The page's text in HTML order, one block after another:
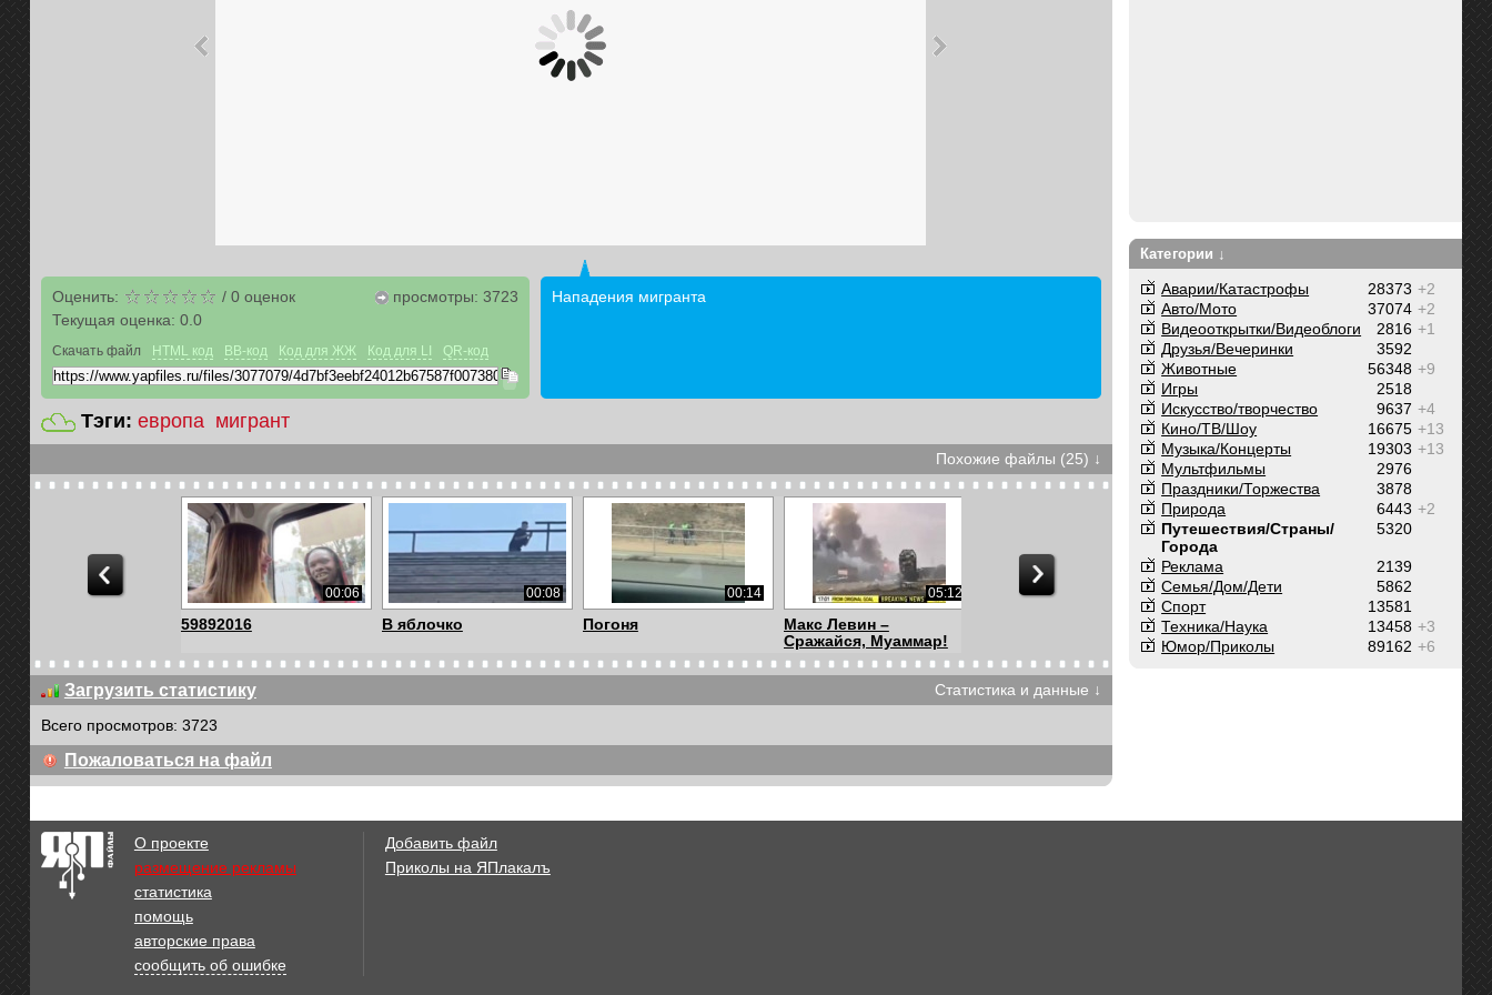
Оценить: / 0оценок
Текущая оценка: 0.0
просмотры: 3723
Скачать файл HTML код BB-код Код для ЖЖ Код для LI QR-код
Нападения мигранта
Тэги: европа мигрант
Похожие файлы (25) ↓
00:06
59892016
00:08
В яблочко
00:14
Погоня
05:12
Макс Левин –
Сражайся, Муаммар!
00:16
Ты - пацак и он - пацак!
00:35
Мигрант
00:27
Мигрант
00:06
Ликвидирован
Детишки в Европе
Загрузить статистику
Статистика и данные ↓
Всего просмотров: 3723
Пожаловаться на файл
Категории ↓
+2
28373
Аварии/Катастрофы
+2
37074
Авто/Мото
+1
2816
Видеооткрытки/Видеоблоги
3592
Друзья/Вечеринки
+9
56348
Животные
2518
Игры
+4
9637
Искусство/творчество
+13
16675
Кино/ТВ/Шоу
+13
19303
Музыка/Концерты
2976
Мультфильмы
3878
Праздники/Торжества
+2
6443
Природа
5320
Путешествия/Cтраны/
Города
2139
Реклама
5862
Семья/Дом/Дети
13581
Спорт
+3
13458
Техника/Наука
+6
89162
Юмор/Приколы
О проекте
размещение рекламы
статистика
помощь
авторские права
сообщить об ошибке
Добавить файл
Приколы на ЯПлакалъ